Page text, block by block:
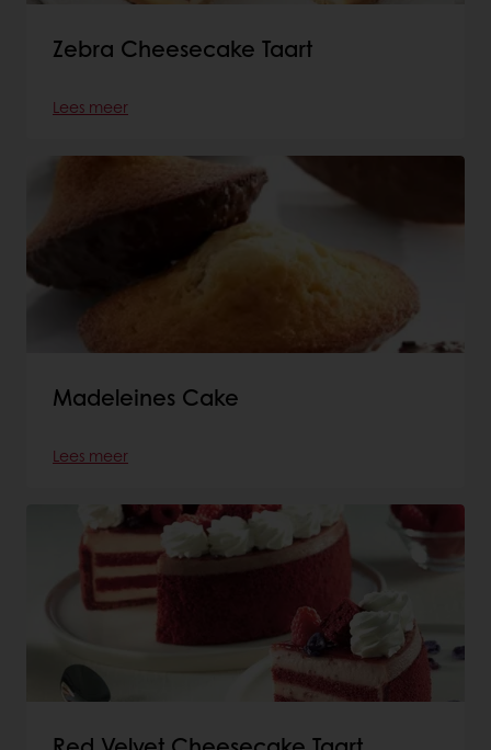
Zebra Cheesecake Taart
Lees meer
Madeleines Cake
Lees meer